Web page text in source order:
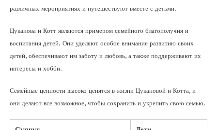
различных мероприятиях и путешествуют вместе с детьми.
Цуканова и Котт являются примером семейного благополучия и
воспитания детей. Они уделяют особое внимание развитию своих
детей, обеспечивают им заботу и любовь, а также поддерживают их
интересы и хобби.
Семейные ценности высоко ценятся в жизни Цукановой и Котта, и
они делают все возможное, чтобы сохранить и укрепить свою семью.